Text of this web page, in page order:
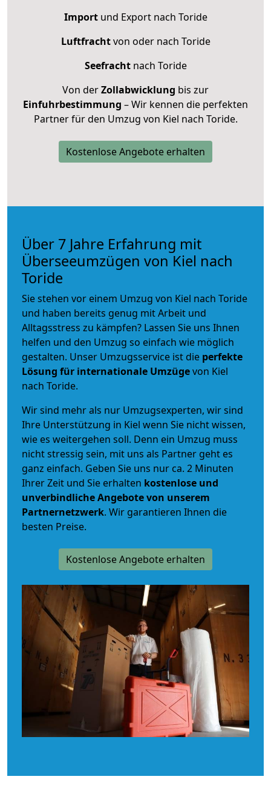
Importund Export nach Toride
Luftfrachtvon oder nach Toride
Seefrachtnach Toride
Von derZollabwicklung bis zur
Einfuhrbestimmung – Wir kennen die perfekten
Partner für den Umzug von Kiel nach Toride.
Kostenlose Angebote erhalten
Über 7 Jahre Erfahrung mit
Überseeumzügen von Kiel nach
Toride
Sie stehen vor einem Umzug von Kiel nach Toride
und haben bereits genug mit Arbeit und
Alltagsstress zu kämpfen? Lassen Sie uns Ihnen
helfen und den Umzug so einfach wie möglich
gestalten. Unser Umzugsservice ist die perfekte
Lösung für internationale Umzügevon Kiel
nach Toride.
Wir sind mehr als nur Umzugsexperten, wir sind
Ihre Unterstützung in Kiel wenn Sie nicht wissen,
wie es weitergehen soll. Denn ein Umzug muss
nicht stressig sein, mit uns als Partner geht es
ganz einfach. Geben Sie uns nur ca. 2 Minuten
Ihrer Zeit und Sie erhalten kostenlose und
unverbindlicheAngebote von unserem
Partnernetzwerk. Wir garantieren Ihnen die
besten Preise.
Kostenlose Angebote erhalten